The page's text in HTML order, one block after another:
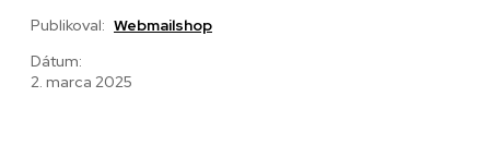
Publikoval: Webmailshop
Dátum:
2. marca 2025